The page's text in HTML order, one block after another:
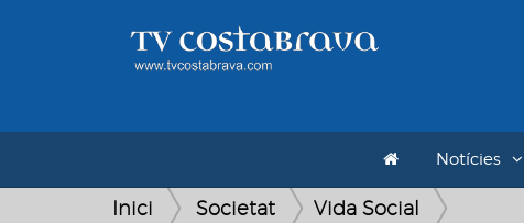
Notícies
Inici Societat Vida Social